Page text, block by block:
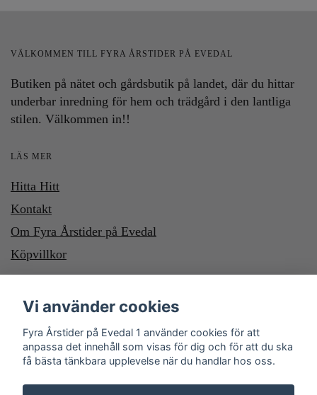
VÄLKOMMEN TILL FYRA ÅRSTIDER PÅ EVEDAL
Butiken på nätet och gårdsbutik på landet, där du hittar
underbar inredning för hem och trädgård i den lantliga
stilen. Välkommen in!!
LÄS MER
Hitta Hitt
Kontakt
Om Fyra Årstider på Evedal
Köpvillkor
BETALA MED SWISH, SWISHA DU TILL NUMMER 1232700987
Vi använder cookies
Fyra Årstider på Evedal 1 använder cookies för att
anpassa det innehåll som visas för dig och för att du ska
få bästa tänkbara upplevelse när du handlar hos oss.